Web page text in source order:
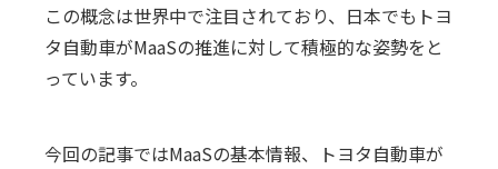
この概念は世界中で注目されており、日本でもトヨ
タ自動車がMaaSの推進に対して積極的な姿勢をと
っています。
今回の記事ではMaaSの基本情報、トヨタ自動車が